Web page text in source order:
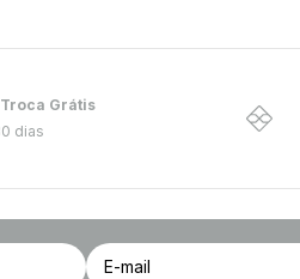
Troca Grátis
dias